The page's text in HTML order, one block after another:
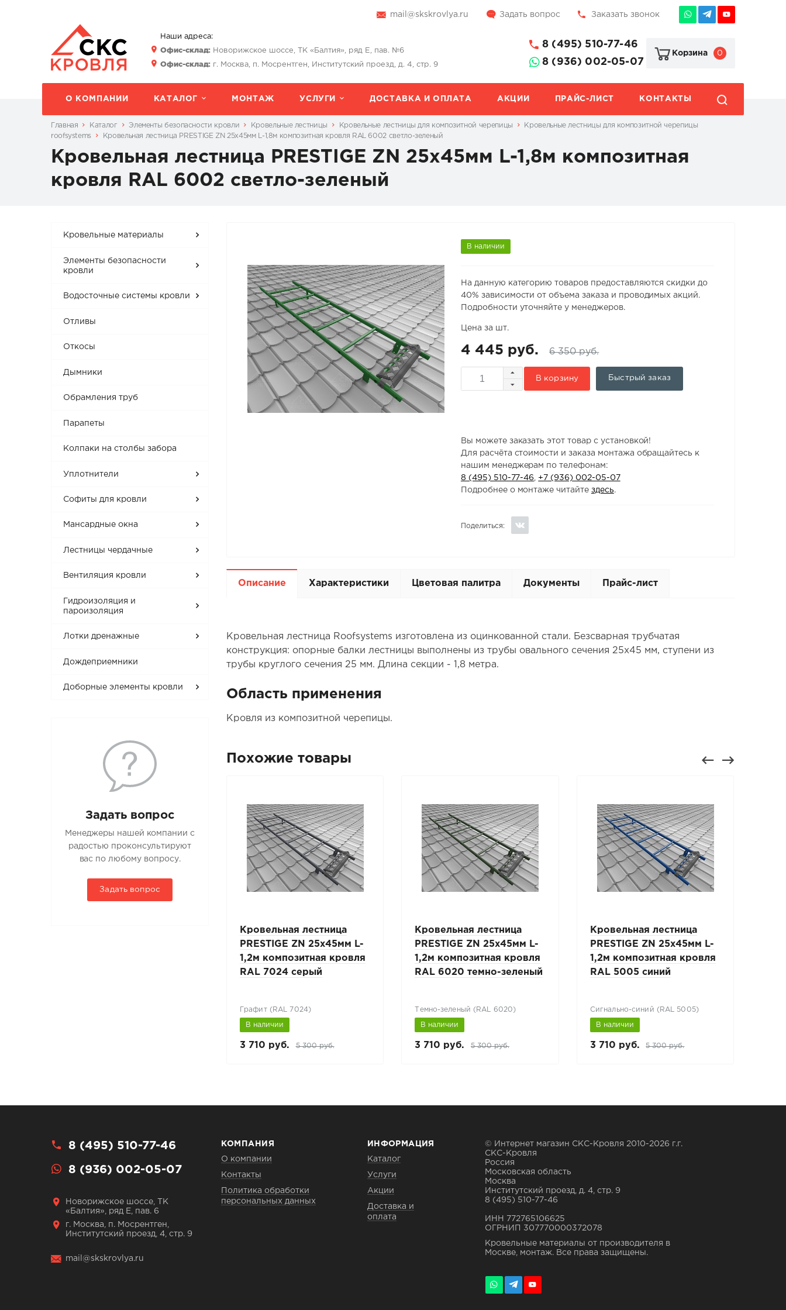
mail@skskrovlya.ru Задать вопрос Заказать звонок
Наши адреса:
Офис-склад:Новорижское шоссе, ТК «Балтия», ряд Е, пав. №6
Офис-склад:г. Москва, п. Мосрентген, Институтский проезд, д. 4, стр. 9
8 (495) 510-77-46
8 (936) 002-05-07
Корзина 0
О КОМПАНИИ КАТАЛОГ МОНТАЖ УСЛУГИ ДОСТАВКА И ОПЛАТА АКЦИИ ПРАЙС-ЛИСТ КОНТАКТЫ
Главная Каталог Элементы безопасности кровли Кровельные лестницы Кровельные лестницы для композитной черепицы
Кровельные лестницы для композитной черепицы
roofsystems
Кровельная лестница PRESTIGE ZN 25х45мм L-1,8м композитная кровля RAL 6002 светло-зеленый
Кровельная лестница PRESTIGE ZN 25х45мм L-1,8м композитная
кровля RAL 6002 светло-зеленый
Кровельные материалы
Элементы безопасности
кровли
Водосточные системы кровли
Отливы
Откосы
Дымники
Обрамления труб
Парапеты
Колпаки на столбы забора
Уплотнители
Софиты для кровли
Мансардные окна
Лестницы чердачные
Вентиляция кровли
Гидроизоляция и
пароизоляция
Лотки дренажные
Дождеприемники
Доборные элементы кровли
Задать вопрос
Менеджеры нашей компании с
радостью проконсультируют
вас по любому вопросу.
Задать вопрос
В наличии
На данную категорию товаров предоставляются скидки до
40% зависимости от объема заказа и проводимых акций.
Подробности уточняйте у менеджеров.
Цена за шт.
4 445 руб. 6 350 руб.
В корзину Быстрый заказ
Вы можете заказать этот товар с установкой!
Для расчёта стоимости и заказа монтажа обращайтесь к
нашим менеджерам по телефонам:
8 (495) 510-77-46
+7 (936) 002-05-07
Подробнее о монтаже читайте здесь.
Поделиться:
Описание Характеристики Цветовая палитра Документы Прайс-лист
Кровельная лестница Roofsystems изготовлена из оцинкованной стали. Безсварная трубчатая
конструкция: опорные балки лестницы выполнены из трубы овального сечения 25х45 мм, ступени из
трубы круглого сечения 25 мм. Длина секции - 1,8 метра.
Область применения
Кровля из композитной черепицы.
Похожие товары
Кровельная лестница
PRESTIGE ZN 25x45мм L-
1,2м композитная кровля
RAL 7024 серый
Графит (RAL 7024)
В наличии
3 710 руб. 5 300 руб.
Кровельная лестница
PRESTIGE ZN 25x45мм L-
1,2м композитная кровля
RAL 6020 темно-зеленый
Темно-зеленый (RAL 6020)
В наличии
3 710 руб. 5 300 руб.
Кровельная лестница
PRESTIGE ZN 25x45мм L-
1,2м композитная кровля
RAL 5005 синий
Сигнально-синий (RAL 5005)
В наличии
3 710 руб. 5 300 руб.
8 (495) 510-77-46
8 (936) 002-05-07
Новорижское шоссе, ТК
«Балтия», ряд Е, пав. 6
г. Москва, п. Мосрентген,
Институтский проезд, 4, стр. 9
mail@skskrovlya.ru
КОМПАНИЯ
О компании
Контакты
Политика обработки
персональных данных
ИНФОРМАЦИЯ
Каталог
Услуги
Акции
Доставка и
оплата
© Интернет магазин СКС-Кровля 2010-2026 г.г.
СКС-Кровля
Россия
Московская область
Москва
Институтский проезд, д. 4, стр. 9
8 (495) 510-77-46
ИНН 772765106625
ОГРНИП 307770000372078
Кровельные материалы от производителя в
Москве, монтаж. Все права защищены.